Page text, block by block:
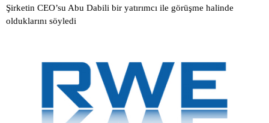
Şirketin CEO’su Abu Dabili bir yatırımcı ile görüşme halinde
olduklarını söyledi